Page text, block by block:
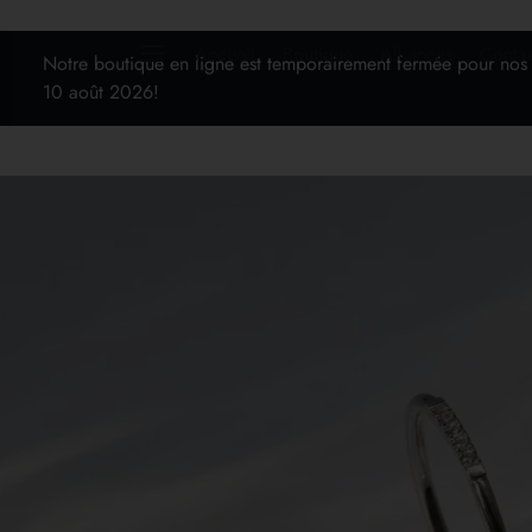
Accueil Boutique Alliances
Notre boutique en ligne est temporairement fermée pour
10 août 2026!